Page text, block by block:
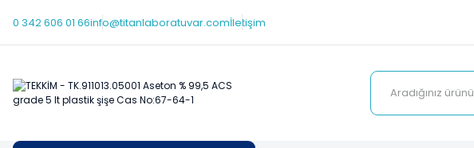
0 342 606 01 66info@titanlaboratuvar.comİletişim